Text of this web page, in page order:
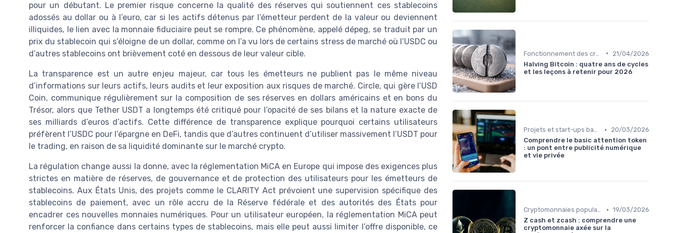
pour un débutant. Le premier risque concerne la qualité des réserves qui soutiennent ces stablecoins
adossés au dollar ou à l’euro, car si les actifs détenus par l’émetteur perdent de la valeur ou deviennent
illiquides, le lien avec la monnaie fiduciaire peut se rompre. Ce phénomène, appelé dépeg, se traduit par un
prix du stablecoin qui s’éloigne de un dollar, comme on l’a vu lors de certains stress de marché où l’USDC ou
d’autres stablecoins ont brièvement coté en dessous de leur valeur cible.
La transparence est un autre enjeu majeur, car tous les émetteurs ne publient pas le même niveau
d’informations sur leurs actifs, leurs audits et leur exposition aux risques de marché. Circle, qui gère l’USD
Coin, communique régulièrement sur la composition de ses réserves en dollars américains et en bons du
Trésor, alors que Tether USDT a longtemps été critiqué pour l’opacité de ses bilans et la nature exacte de
ses milliards d’euros d’actifs. Cette différence de transparence explique pourquoi certains utilisateurs
préfèrent l’USDC pour l’épargne en DeFi, tandis que d’autres continuent d’utiliser massivement l’USDT pour
le trading, en raison de sa liquidité dominante sur le marché crypto.
La régulation change aussi la donne, avec la réglementation MiCA en Europe qui impose des exigences plus
strictes en matière de réserves, de gouvernance et de protection des utilisateurs pour les émetteurs de
stablecoins. Aux États Unis, des projets comme le CLARITY Act prévoient une supervision spécifique des
stablecoins de paiement, avec un rôle accru de la Réserve fédérale et des autorités des États pour
encadrer ces nouvelles monnaies numériques. Pour un utilisateur européen, la réglementation MiCA peut
renforcer la confiance dans certains types de stablecoins, mais elle peut aussi limiter l’offre disponible, ce
•
21/04/2026
Halving Bitcoin : quatre ans de cycles
et les leçons à retenir pour 2026
Projets et start-ups basés sur les cryptos •
20/03/2026
Comprendre le basic attention token
: un pont entre publicité numérique
et vie privée
Cryptomonnaies populaires • 19/03/2026
Z cash et zcash : comprendre une
cryptomonnaie axée sur la